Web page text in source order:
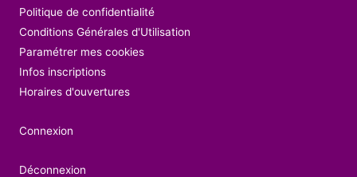
Politique de confidentialité
Conditions Générales d'Utilisation
Paramétrer mes cookies
Infos inscriptions
Horaires d'ouvertures
Connexion
Déconnexion